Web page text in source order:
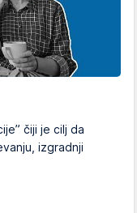
čiji je cilj da
izgradnji